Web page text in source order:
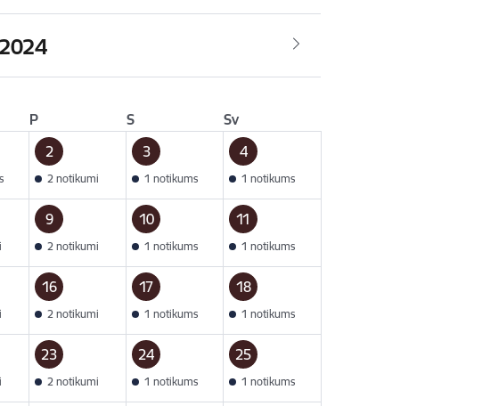
P S
Sv
2
2 notikumi
3
1 notikums
4
1 notikums
9
2 notikumi
10
1 notikums
11
1 notikums
16
2 notikumi
17
1 notikums
18
1 notikums
23
2 notikumi
24
1 notikums
25
1 notikums